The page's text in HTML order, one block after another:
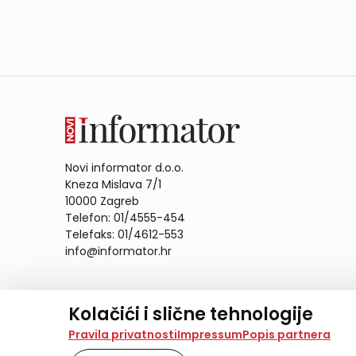
Kolačići i slične tehnologije
Na našoj web stranici koristimo kolačiće i slične
analiziramo promet na stranici te prikazujemo
Pravila privatnostiImpressumPopis partnera
Novi informator d.o.o.
Kneza Mislava 7/1
10000 Zagreb
Telefon: 01/4555-454
Telefaks: 01/4612-553
info@informator.hr